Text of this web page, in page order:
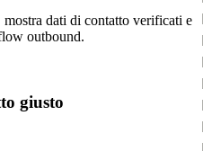
mostra dati di contatto verificati e
outbound.
giusto